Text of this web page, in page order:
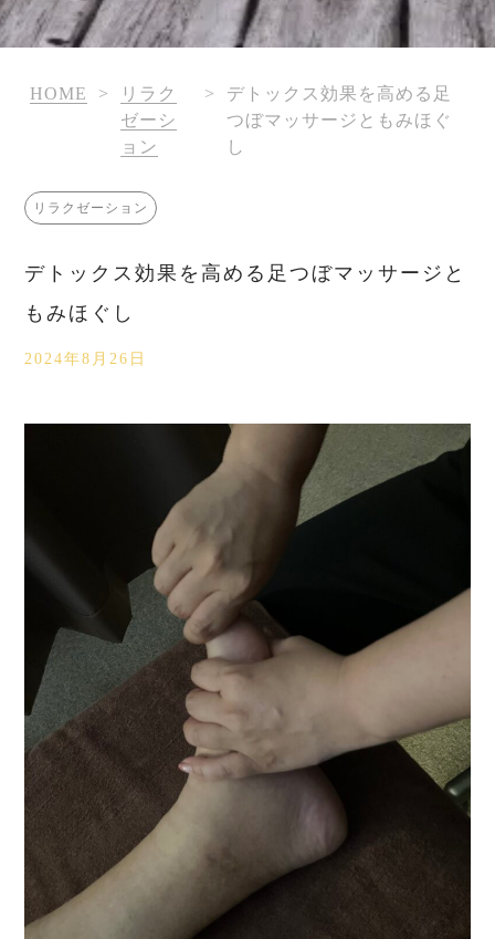
HOME >
リラク
ゼーシ
ョン
>
デトックス効果を高める足
つぼマッサージともみほぐ
し
リラクゼーション
デトックス効果を高める足つぼマッサージと
もみほぐし
2024年8月26日